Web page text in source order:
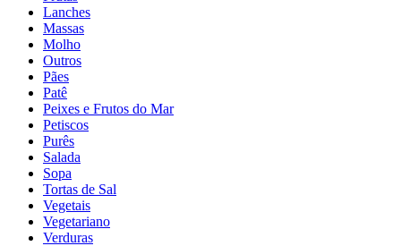
Lanches
Massas
Molho
Outros
Pães
Patê
Peixes e Frutos do Mar
Petiscos
Purês
Salada
Sopa
Tortas de Sal
Vegetais
Vegetariano
Verduras